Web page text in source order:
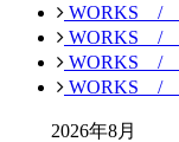
WORKS /
WORKS /
WORKS /
WORKS /
2026年8月